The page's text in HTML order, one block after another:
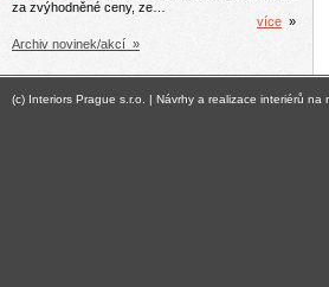
za zvýhodněné ceny, ze…
více »
Archiv novinek/akcí »
(c) Interiors Prague s.r.o. | Návrhy a realizace interiérů na